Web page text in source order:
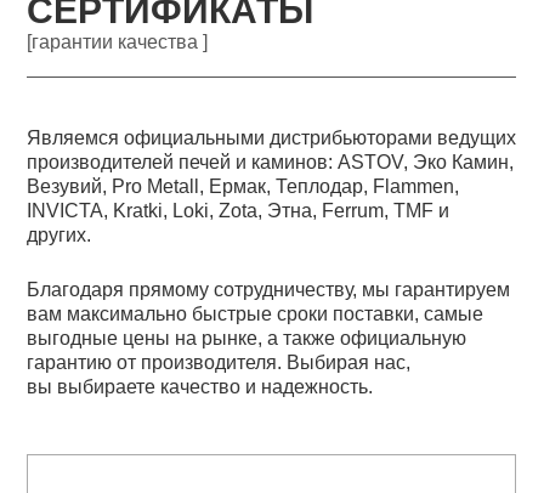
СЕРТИФИКАТЫ
[гарантии качества ]
Являемся официальными дистрибьюторами ведущих
производителей печей и каминов: ASTOV, Эко Камин,
Везувий, Pro Metall, Ермак, Теплодар, Flammen,
INVICTA, Kratki, Loki, Zota, Этна, Ferrum, TMF и
других.
Благодаря прямому сотрудничеству, мы гарантируем
вам максимально быстрые сроки поставки, самые
выгодные цены на рынке, а также официальную
гарантию от производителя. Выбирая нас,
вы выбираете качество и надежность.